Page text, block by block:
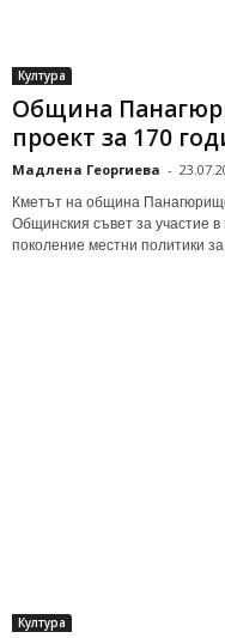
Култура
Община
проект за 170
Мадлена Георгиева -
Кметът на община
Общинския съвет за участие
поколение местни политики за
Култура